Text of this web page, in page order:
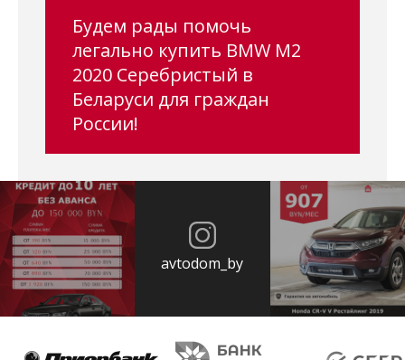
Будем рады помочь
легально купить BMW M2
2020 Серебристый в
Беларуси для граждан
России!
avtodom_by